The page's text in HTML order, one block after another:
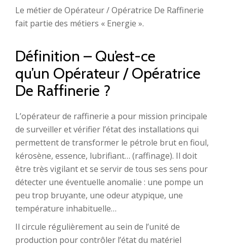
Le métier de Opérateur / Opératrice De Raffinerie
fait partie des métiers « Energie ».
Définition – Qu’est-ce
qu’un Opérateur / Opératrice
De Raffinerie ?
L’opérateur de raffinerie a pour mission principale
de surveiller et vérifier l’état des installations qui
permettent de transformer le pétrole brut en fioul,
kérosène, essence, lubrifiant… (raffinage). Il doit
être très vigilant et se servir de tous ses sens pour
détecter une éventuelle anomalie : une pompe un
peu trop bruyante, une odeur atypique, une
température inhabituelle…
Il circule régulièrement au sein de l’unité de
production pour contrôler l’état du matériel